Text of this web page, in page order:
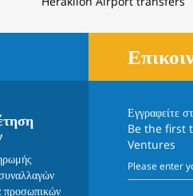
προσωπικών
Εγγραφείτε
Be the first
Ventures